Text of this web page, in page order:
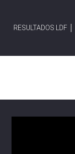
RESULTADOS LDF │